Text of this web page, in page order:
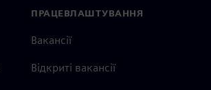
ПРАЦЕВЛАШТУВАННЯ
Вакансії
Відкриті вакансії